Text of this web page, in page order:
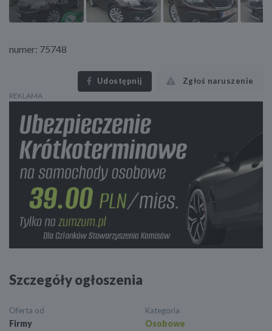
numer: 75748
Udostępnij Zgłoś naruszenie
REKLAMA
Szczegóły ogłoszenia
Oferta od
Firmy
Kategoria
Osobowe